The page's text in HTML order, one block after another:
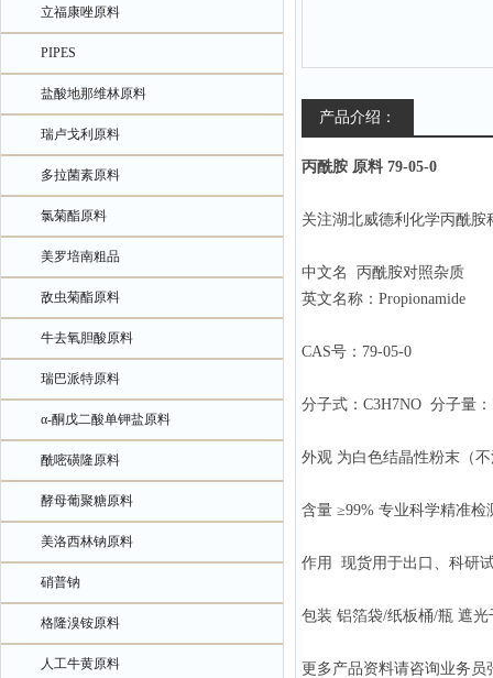
立福康唑原料
PIPES
盐酸地那维林原料
瑞卢戈利原料
多拉菌素原料
氯菊酯原料
美罗培南粗品
敌虫菊酯原料
牛去氧胆酸原料
瑞巴派特原料
α-酮戊二酸单钾盐原料
酰嘧磺隆原料
酵母葡聚糖原料
美洛西林钠原料
硝普钠
格隆溴铵原料
人工牛黄原料
产品介绍：
丙酰胺 原料 79-05-0
关注湖北威德利化学丙酰胺
中文名 丙酰胺对
英文名称：Propionamide
CAS号：79-05-0
分子式：C3H7NO 分子量：
外观 为白色结晶性粉末（
含量 ≥99% 专业科学精准检
作用 现货用于出口、科研
包装 铝箔袋/纸板桶/瓶 遮
更多产品资料请咨询业务员